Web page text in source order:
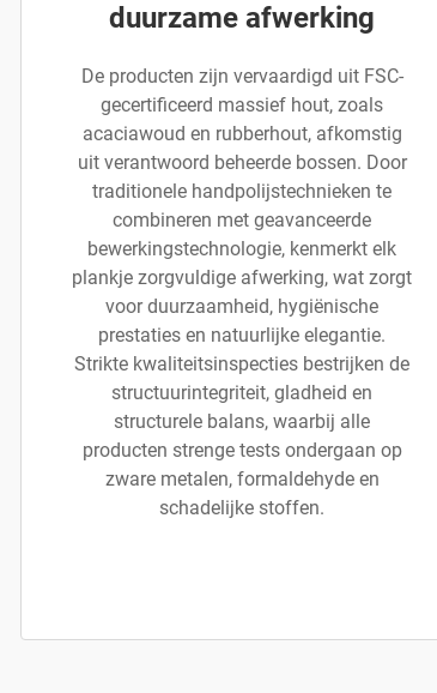
duurzame afwerking
De producten zijn vervaardigd uit FSC-
gecertificeerd massief hout, zoals
acaciawoud en rubberhout, afkomstig
uit verantwoord beheerde bossen. Door
traditionele handpolijstechnieken te
combineren met geavanceerde
bewerkingstechnologie, kenmerkt elk
plankje zorgvuldige afwerking, wat zorgt
voor duurzaamheid, hygiënische
prestaties en natuurlijke elegantie.
Strikte kwaliteitsinspecties bestrijken de
structuurintegriteit, gladheid en
structurele balans, waarbij alle
producten strenge tests ondergaan op
zware metalen, formaldehyde en
schadelijke stoffen.